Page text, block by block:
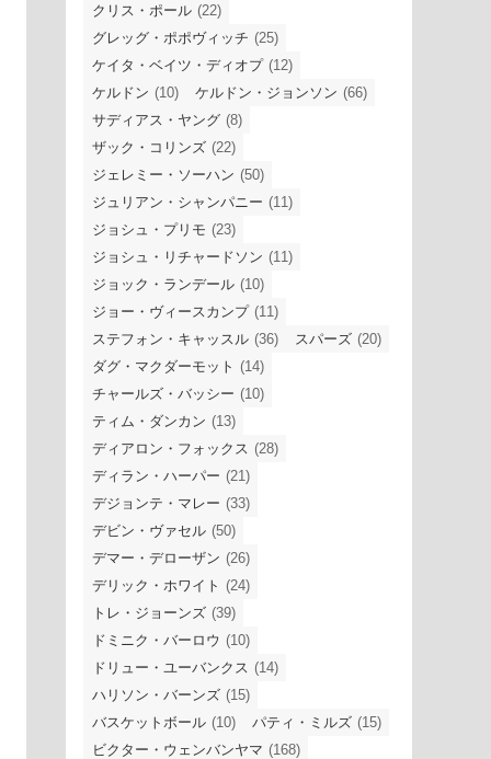
クリス・ポール (22)
グレッグ・ポポヴィッチ (25)
ケイタ・ベイツ・ディオプ (12)
ケルドン (10) ケルドン・ジョンソン (66)
サディアス・ヤング (8)
ザック・コリンズ (22)
ジェレミー・ソーハン (50)
ジュリアン・シャンパニー (11)
ジョシュ・プリモ (23)
ジョシュ・リチャードソン (11)
ジョック・ランデール (10)
ジョー・ヴィースカンプ (11)
ステフォン・キャッスル (36) スパーズ (20)
ダグ・マクダーモット (14)
チャールズ・バッシー (10)
ティム・ダンカン (13)
ディアロン・フォックス (28)
ディラン・ハーパー (21)
デジョンテ・マレー (33)
デビン・ヴァセル (50)
デマー・デローザン (26)
デリック・ホワイト (24)
トレ・ジョーンズ (39)
ドミニク・バーロウ (10)
ドリュー・ユーバンクス (14)
ハリソン・バーンズ (15)
バスケットボール (10) パティ・ミルズ (15)
ビクター・ウェンバンヤマ (168)